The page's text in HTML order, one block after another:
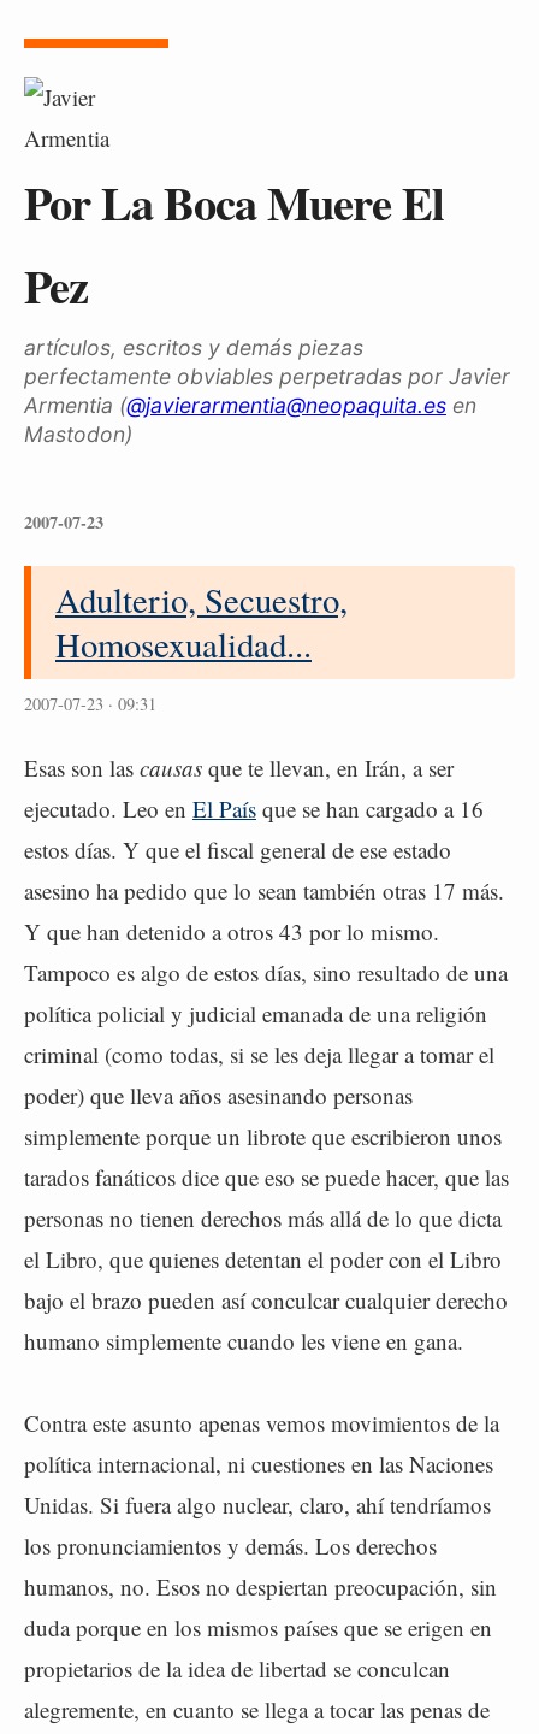
Por La Boca Muere El
Pez
artículos, escritos y demás piezas
perfectamente obviables perpetradas por Javier
Armentia (@javierarmentia@neopaquita.es en
Mastodon)
2007-07-23
Adulterio, Secuestro,
Homosexualidad...
2007-07-23 · 09:31
Esas son las causas que te llevan, en Irán, a ser
ejecutado. Leo en El País que se han cargado a 16
estos días. Y que el fiscal general de ese estado
asesino ha pedido que lo sean también otras 17 más.
Y que han detenido a otros 43 por lo mismo.
Tampoco es algo de estos días, sino resultado de una
política policial y judicial emanada de una religión
criminal (como todas, si se les deja llegar a tomar el
poder) que lleva años asesinando personas
simplemente porque un librote que escribieron unos
tarados fanáticos dice que eso se puede hacer, que las
personas no tienen derechos más allá de lo que dicta
el Libro, que quienes detentan el poder con el Libro
bajo el brazo pueden así conculcar cualquier derecho
humano simplemente cuando les viene en gana.
Contra este asunto apenas vemos movimientos de la
política internacional, ni cuestiones en las Naciones
Unidas. Si fuera algo nuclear, claro, ahí tendríamos
los pronunciamientos y demás. Los derechos
humanos, no. Esos no despiertan preocupación, sin
duda porque en los mismos países que se erigen en
propietarios de la idea de libertad se conculcan
alegremente, en cuanto se llega a tocar las penas de